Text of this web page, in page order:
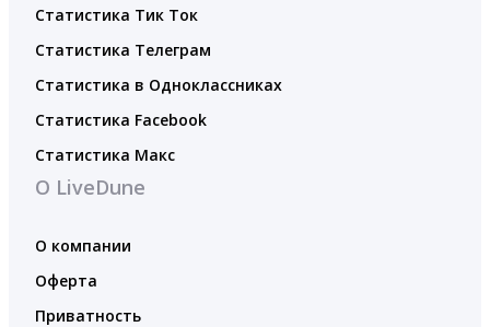
Статистика Тик Ток
Статистика Телеграм
Статистика в Одноклассниках
Статистика Facebook
Статистика Макс
О LiveDune
О компании
Оферта
Приватность